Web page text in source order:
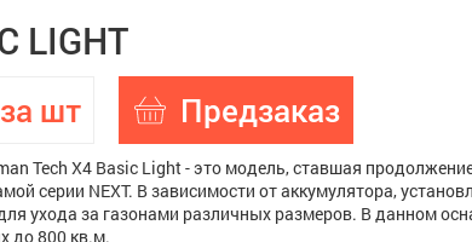
LIGHT
шт Предзаказ
Tech X4 Basic Light - это модель, ставшая
серии NEXT. В зависимости от аккумулятора,
ухода за газонами различных размеров. В данном
до 800 кв.м.